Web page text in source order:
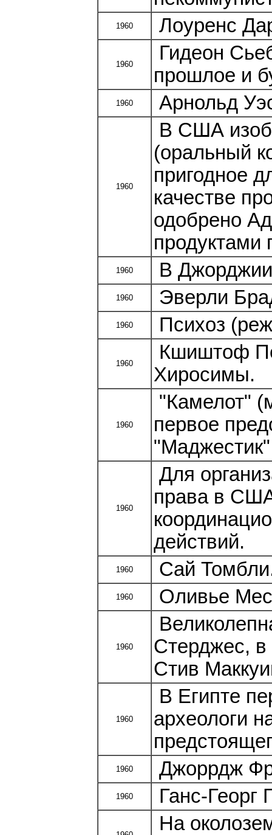
1960 Лоуренс
1960
Гидеон
прошлое и
1960 Арнольд
1960
В США
(оральный
пригодное
качестве
одобрено
продуктами
1960 В
1960 Эверли
1960 Психоз
1960
Кшиштоф
Хиросимы.
1960
"Камелот"
первое
1960
Для
права в
действий.
1960 Сай
1960 Оливье
1960
Стерджес,
Стив
1960
В Египте
археологи
1960 Джоррдж
1960 Ганс-Георг
На